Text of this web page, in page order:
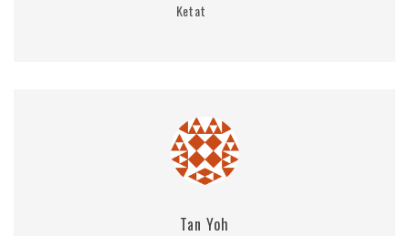
Ketat
Tan Yoh